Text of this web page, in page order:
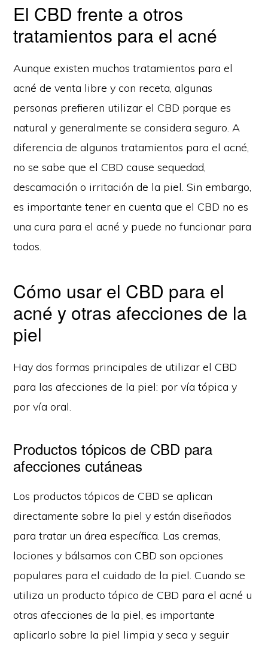
El CBD frente a otros
tratamientos para el acné
Aunque existen muchos tratamientos para el
acné de venta libre y con receta, algunas
personas prefieren utilizar el CBD porque es
natural y generalmente se considera seguro. A
diferencia de algunos tratamientos para el acné,
no se sabe que el CBD cause sequedad,
descamación o irritación de la piel. Sin embargo,
es importante tener en cuenta que el CBD no es
una cura para el acné y puede no funcionar para
todos.
Cómo usar el CBD para el
acné y otras afecciones de la
piel
Hay dos formas principales de utilizar el CBD
para las afecciones de la piel: por vía tópica y
por vía oral.
Productos tópicos de CBD para
afecciones cutáneas
Los productos tópicos de CBD se aplican
directamente sobre la piel y están diseñados
para tratar un área específica. Las cremas,
lociones y bálsamos con CBD son opciones
populares para el cuidado de la piel. Cuando se
utiliza un producto tópico de CBD para el acné u
otras afecciones de la piel, es importante
aplicarlo sobre la piel limpia y seca y seguir